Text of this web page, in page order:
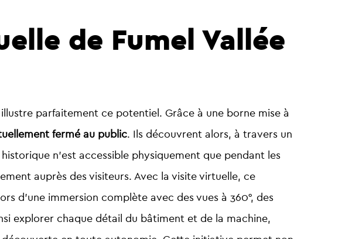
de Fumel Vallée
illustre parfaitement ce potentiel. Grâce à une borne mise à
fermé au public. Ils découvrent alors, à travers un
n’est accessible physiquement que pendant les
auprès des visiteurs. Avec la visite virtuelle, ce
d’une immersion complète avec des vues à 360°, des
explorer chaque détail du bâtiment et de la machine,